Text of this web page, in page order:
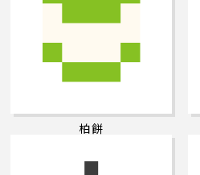
柏餅